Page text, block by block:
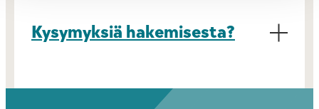
Kysymyksiä hakemisesta?